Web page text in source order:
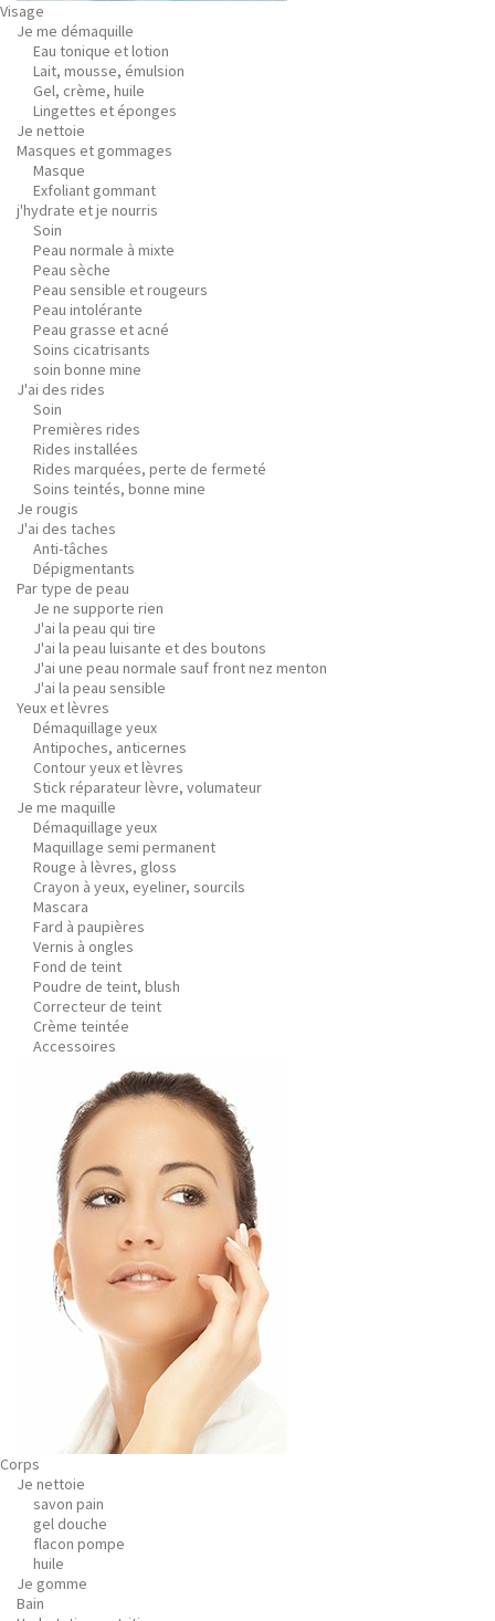
Visage
Je me démaquille
Eau tonique et lotion
Lait, mousse, émulsion
Gel, crème, huile
Lingettes et éponges
Je nettoie
Masques et gommages
Masque
Exfoliant gommant
j'hydrate et je nourris
Soin
Peau normale à mixte
Peau sèche
Peau sensible et rougeurs
Peau intolérante
Peau grasse et acné
Soins cicatrisants
soin bonne mine
J'ai des rides
Soin
Premières rides
Rides installées
Rides marquées, perte de fermeté
Soins teintés, bonne mine
Je rougis
J'ai des taches
Anti-tâches
Dépigmentants
Par type de peau
Je ne supporte rien
J'ai la peau qui tire
J'ai la peau luisante et des boutons
J'ai une peau normale sauf front nez menton
J'ai la peau sensible
Yeux et lèvres
Démaquillage yeux
Antipoches, anticernes
Contour yeux et lèvres
Stick réparateur lèvre, volumateur
Je me maquille
Démaquillage yeux
Maquillage semi permanent
Rouge à lèvres, gloss
Crayon à yeux, eyeliner, sourcils
Mascara
Fard à paupières
Vernis à ongles
Fond de teint
Poudre de teint, blush
Correcteur de teint
Crème teintée
Accessoires
Corps
Je nettoie
savon pain
gel douche
flacon pompe
huile
Je gomme
Bain